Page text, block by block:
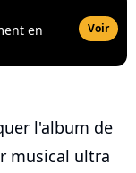
en
Voir
l'album de
musical ultra